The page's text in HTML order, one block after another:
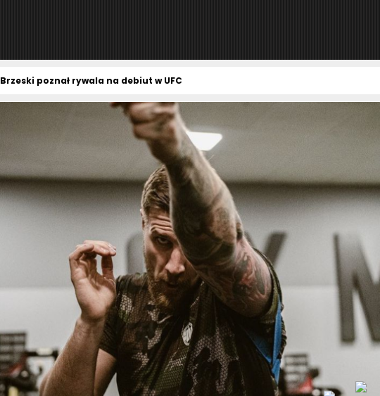
Brzeski poznał rywala na debiut w UFC